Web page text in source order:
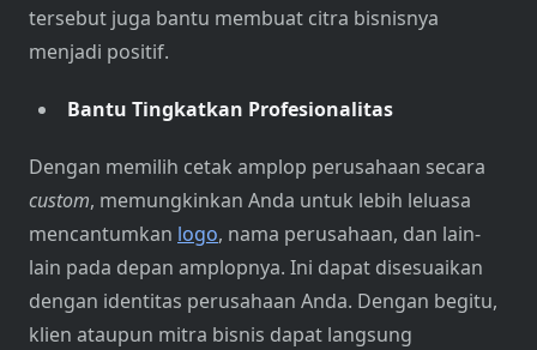
tersebut juga bantu membuat citra bisnisnya
menjadi positif.
Bantu Tingkatkan Profesionalitas
Dengan memilih cetak amplop perusahaan secara
custom, memungkinkan Anda untuk lebih leluasa
mencantumkan logo, nama perusahaan, dan lain-
lain pada depan amplopnya. Ini dapat disesuaikan
dengan identitas perusahaan Anda. Dengan begitu,
klien ataupun mitra bisnis dapat langsung